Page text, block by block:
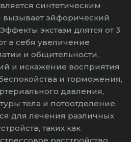
синтетическим
вызывает эйфорический
экстази длятся от 3
в себя увеличение
и общительности,
и искажение восприятия
и торможения,
давления,
тела и потоотделение.
для лечения различных
таких как